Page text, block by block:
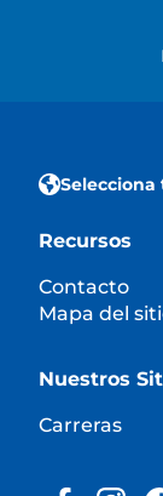
Recursos
Contacto
Mapa del
Nuestros
Carreras